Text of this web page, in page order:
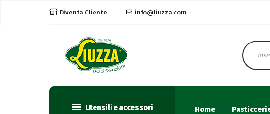
Diventa Cliente info@liuzza.com
Utensili e accessori Home